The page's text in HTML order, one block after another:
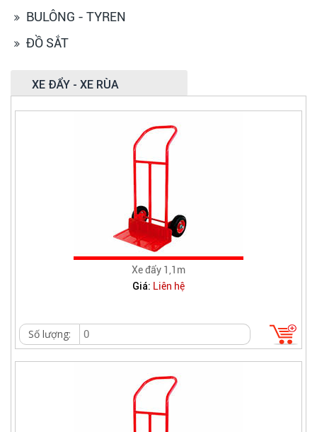
BULÔNG - TYREN
ĐỒ SẮT
XE ĐẨY - XE RÙA
Xe đẩy 1,1m
Giá: Liên hệ
Số lượng: